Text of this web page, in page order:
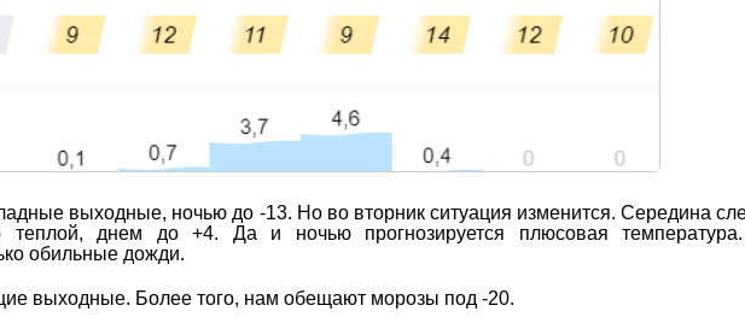
выходные, ночью до -13. Но во вторник ситуация изменится. Середина
теплой, днем до +4. Да и ночью прогнозируется плюсовая
обильные дожди.
выходные. Более того, нам обещают морозы под -20.